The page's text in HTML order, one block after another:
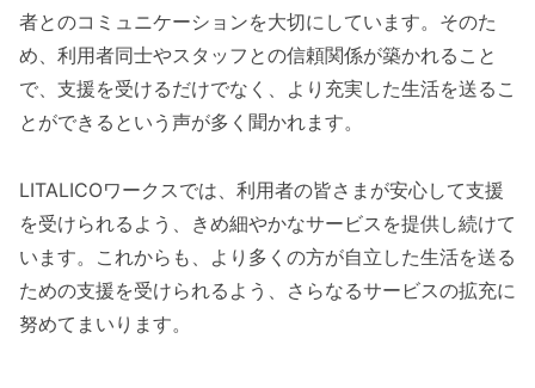
者とのコミュニケーションを大切にしています。そのた
め、利用者同士やスタッフとの信頼関係が築かれること
で、支援を受けるだけでなく、より充実した生活を送るこ
とができるという声が多く聞かれます。
LITALICOワークスでは、利用者の皆さまが安心して支援
を受けられるよう、きめ細やかなサービスを提供し続けて
います。これからも、より多くの方が自立した生活を送る
ための支援を受けられるよう、さらなるサービスの拡充に
努めてまいります。